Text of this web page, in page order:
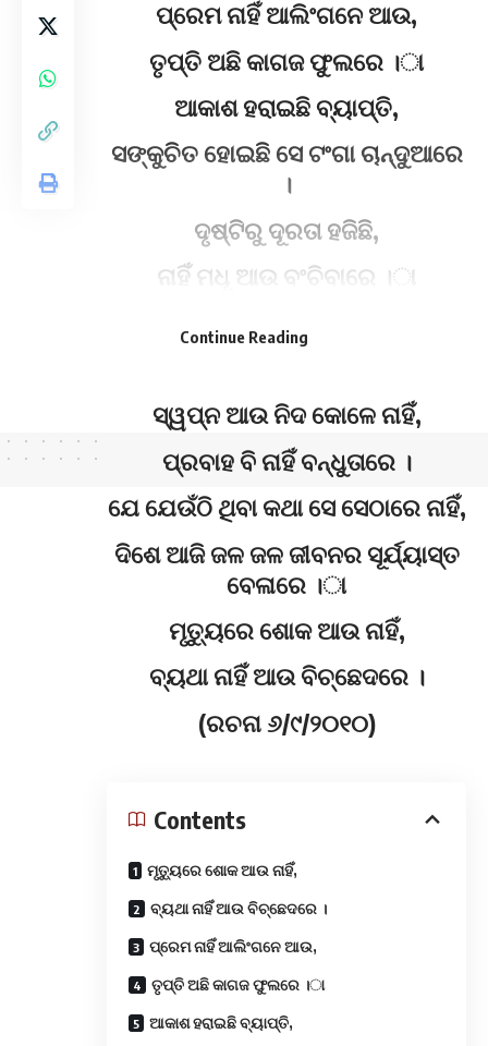
ପ୍ରେମ ନାହିଁ ଆଲିଂଗନେ ଆଉ,
ତୃପ୍ତି ଅଛି କାଗଜ ଫୁଲରେ ।ା
ଆକାଶ ହରାଇଛି ବ୍ୟାପ୍ତି,
ସଙ୍କୁଚିତ ହୋଇଛି ସେ ଟଂଗା ଚାନ୍ଦୁଆରେ
।
ଦୃଷ୍ଟିରୁ ଦୂରତା ହଜିଛି,
ନାହିଁ ମଧୂ ଆଉ ବଂଚିବାରେ ।ା
ସ୍ୱପ୍ନ ଆଉ ନିଦ କୋଳେ ନାହିଁ,
ପ୍ରବାହ ବି ନାହିଁ ବନ୍ଧୁତାରେ ।
ଯେ ଯେଉଁଠି ଥିବା କଥା ସେ ସେଠାରେ ନାହିଁ,
ଦିଶେ ଆଜି ଜଳ ଜଳ ଜୀବନର ସୂର୍ଯ୍ୟାସ୍ତ
ବେଳାରେ ।ା
ମୃତ୍ୟୁରେ ଶୋକ ଆଉ ନାହିଁ,
ବ୍ୟଥା ନାହିଁ ଆଉ ବିଚ୍ଛେଦରେ ।
(ରଚନା ୬/୯/୨୦୧୦)
Contents
ମୃତ୍ୟୁରେ ଶୋକ ଆଉ ନାହିଁ,
ବ୍ୟଥା ନାହିଁ ଆଉ ବିଚ୍ଛେଦରେ ।
ପ୍ରେମ ନାହିଁ ଆଲିଂଗନେ ଆଉ,
ତୃପ୍ତି ଅଛି କାଗଜ ଫୁଲରେ ।ା
ଆକାଶ ହରାଇଛି ବ୍ୟାପ୍ତି,
Continue Reading